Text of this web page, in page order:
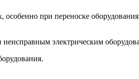
при переноске
электрическим